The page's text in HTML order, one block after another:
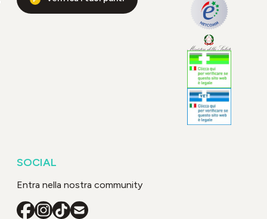
SOCIAL
Entra nella nostra community